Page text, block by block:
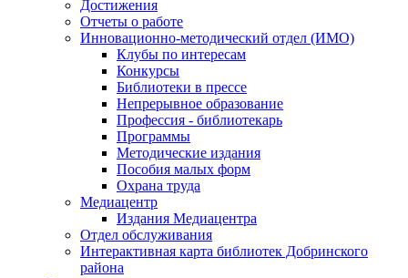
Достижения
Отчеты о работе
Инновационно-методический отдел (ИМО)
Клубы по интересам
Конкурсы
Библиотеки в прессе
Непрерывное образование
Профессия - библиотекарь
Программы
Методические издания
Пособия малых форм
Охрана труда
Медиацентр
Издания Медиацентра
Отдел обслуживания
Интерактивная карта библиотек Добринского
района